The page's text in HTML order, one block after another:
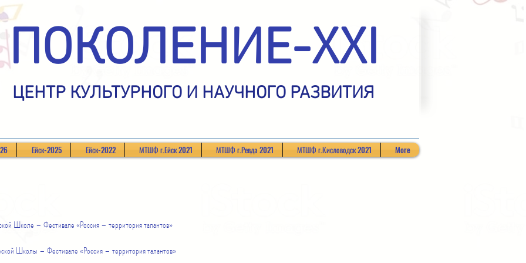
ПОКОЛЕНИЕ-XXI
ЦЕНТР КУЛЬТУРНОГО И НАУЧНОГО РАЗВИТИЯ
Ейск-2025 Ейск-2022 МТШФ г.Ейск 2021 МТШФ г.Ревда 2021 МТШФ г.Кисловодск 2021 More
Школе – Фестивале «Россия – территория талантов»
Школы – Фестивале «Россия – территория талантов»